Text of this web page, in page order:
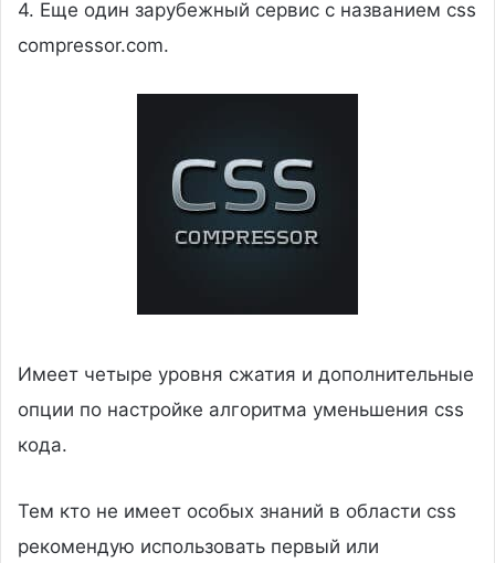
4. Еще один зарубежный сервис с названием css
compressor.com.
Имеет четыре уровня сжатия и дополнительные
опции по настройке алгоритма уменьшения css
кода.
Тем кто не имеет особых знаний в области css
рекомендую использовать первый или